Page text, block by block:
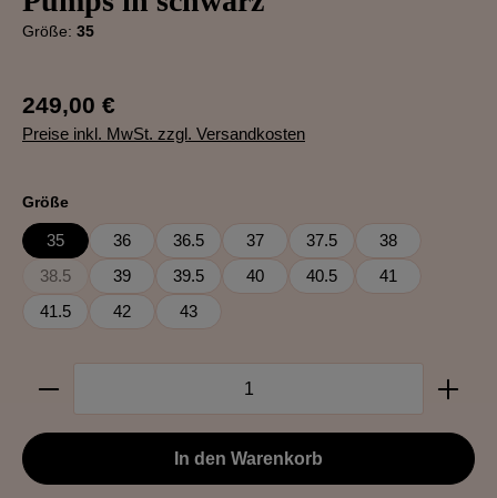
Größe: 35
249,00 €
Preise inkl. MwSt. zzgl. Versandkosten
Größeauswählen
35 36 36.5 37 37.5
38
38.5
(Diese Option ist zurzeit nicht verfügbar.)
39 39.5 40 40.5
41
41.5
42 43
Produkt Anzahl: Gib den gewünschten Wert ein
In den Warenkorb